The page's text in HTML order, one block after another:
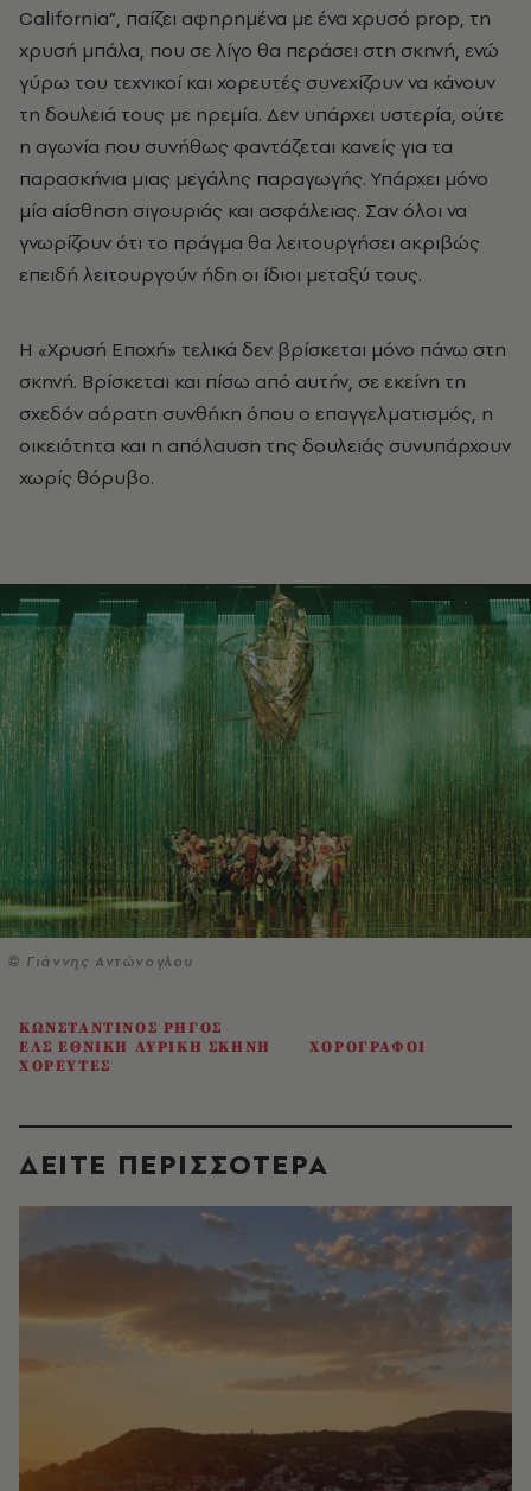
California”, παίζει αφηρημένα με ένα χρυσό prop, τη
χρυσή μπάλα, που σε λίγο θα περάσει στη σκηνή, ενώ
γύρω του τεχνικοί και χορευτές συνεχίζουν να κάνουν
τη δουλειά τους με ηρεμία. Δεν υπάρχει υστερία, ούτε
η αγωνία που συνήθως φαντάζεται κανείς για τα
παρασκήνια μιας μεγάλης παραγωγής. Υπάρχει μόνο
μία αίσθηση σιγουριάς και ασφάλειας. Σαν όλοι να
γνωρίζουν ότι το πράγμα θα λειτουργήσει ακριβώς
επειδή λειτουργούν ήδη οι ίδιοι μεταξύ τους.
Η «Χρυσή Εποχή» τελικά δεν βρίσκεται μόνο πάνω στη
σκηνή. Βρίσκεται και πίσω από αυτήν, σε εκείνη τη
σχεδόν αόρατη συνθήκη όπου ο επαγγελματισμός, η
οικειότητα και η απόλαυση της δουλειάς συνυπάρχουν
χωρίς θόρυβο.
© Γιάννης Αντώνογλου
ΚΩΝΣΤΑΝΤΙΝΟΣ ΡΗΓΟΣ
ΕΛΣ ΕΘΝΙΚΗ ΛΥΡΙΚΗ ΣΚΗΝΗ
ΧΟΡΟΓΡΑΦΟΙ
ΧΟΡΕΥΤΕΣ
ΔΕΙΤΕ ΠΕΡΙΣΣΟΤΕΡΑ